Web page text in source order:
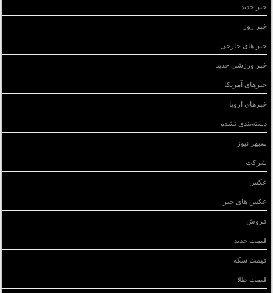
خبر جدید
خبر روز
خبر های خارجی
خبر ورزشی جدید
خبرهای آمریکا
خبرهای اروپا
دسته‌بندی نشده
سپهر نیوز
شرکت
عکس
عکس های خبر
فروش
قیمت جدید
قیمت سکه
قیمت طلا